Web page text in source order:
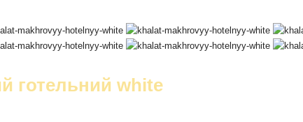
готельний white